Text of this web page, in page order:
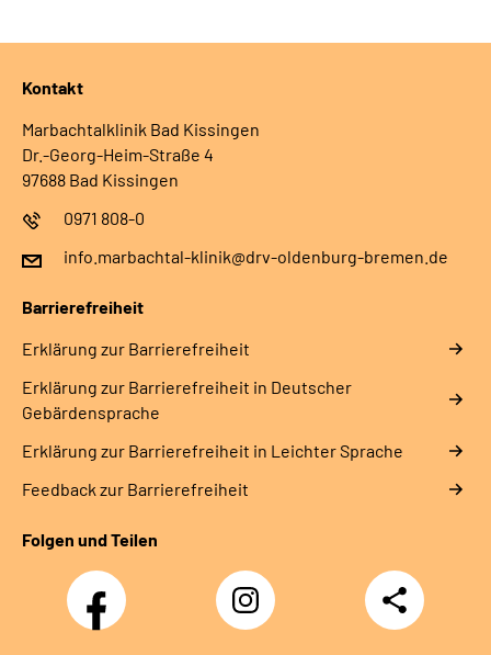
Kontakt
Marbachtalklinik Bad Kissingen
Dr.-Georg-Heim-Straße 4
97688 Bad Kissingen
0971 808-0
info.marbachtal-klinik@drv-oldenburg-bremen.de
Barrierefreiheit
Erklärung zur Barrierefreiheit
Erklärung zur Barrierefreiheit in Deutscher
Gebärdensprache
Erklärung zur Barrierefreiheit in Leichter Sprache
Feedback zur Barrierefreiheit
Folgen und Teilen
Facebook Instagram
Teilen